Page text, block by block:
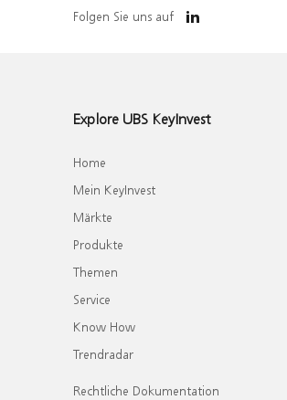
Folgen Sie uns auf
Explore UBS KeyInvest
Home
Mein KeyInvest
Märkte
Produkte
Themen
Service
Know How
Trendradar
Rechtliche Dokumentation